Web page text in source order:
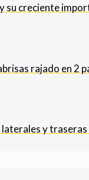
su creciente
rajado en 2
y traseras